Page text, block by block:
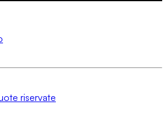
riservate